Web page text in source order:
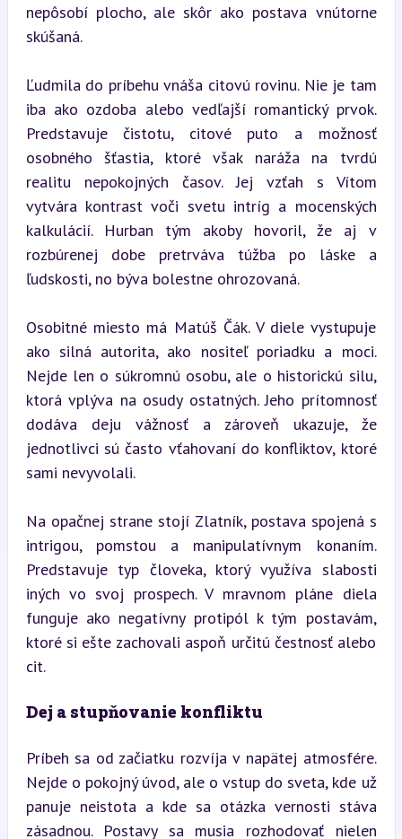
nepôsobí plocho, ale skôr ako postava vnútorne
skúšaná.
Ľudmila do príbehu vnáša citovú rovinu. Nie je tam
iba ako ozdoba alebo vedľajší romantický prvok.
Predstavuje čistotu, citové puto a možnosť
osobného šťastia, ktoré však naráža na tvrdú
realitu nepokojných časov. Jej vzťah s Vítom
vytvára kontrast voči svetu intríg a mocenských
kalkulácií. Hurban tým akoby hovoril, že aj v
rozbúrenej dobe pretrváva túžba po láske a
ľudskosti, no býva bolestne ohrozovaná.
Osobitné miesto má Matúš Čák. V diele vystupuje
ako silná autorita, ako nositeľ poriadku a moci.
Nejde len o súkromnú osobu, ale o historickú silu,
ktorá vplýva na osudy ostatných. Jeho prítomnosť
dodáva deju vážnosť a zároveň ukazuje, že
jednotlivci sú často vťahovaní do konfliktov, ktoré
sami nevyvolali.
Na opačnej strane stojí Zlatník, postava spojená s
intrigou, pomstou a manipulatívnym konaním.
Predstavuje typ človeka, ktorý využíva slabosti
iných vo svoj prospech. V mravnom pláne diela
funguje ako negatívny protipól k tým postavám,
ktoré si ešte zachovali aspoň určitú čestnosť alebo
cit.
Dej a stupňovanie konfliktu
Príbeh sa od začiatku rozvíja v napätej atmosfére.
Nejde o pokojný úvod, ale o vstup do sveta, kde už
panuje neistota a kde sa otázka vernosti stáva
zásadnou. Postavy sa musia rozhodovať nielen